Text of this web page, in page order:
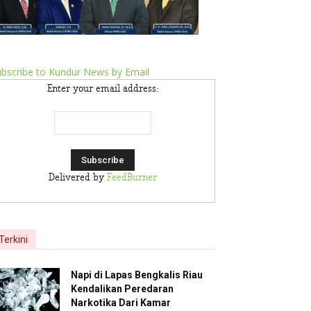
to Kundur News by Email
Enter your email address:
Delivered by FeedBurner
Napi di Lapas Bengkalis Riau
Kendalikan Peredaran
Narkotika Dari Kamar